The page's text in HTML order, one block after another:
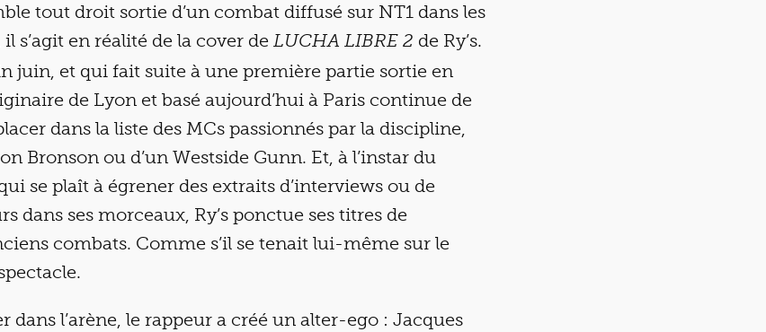
Sidekicks
tout droit sortie d’un combat diffusé sur NT1 dans les
s’agit en réalité de la cover de LUCHA LIBRE 2 de Ry’s.
juin, et qui fait suite à une première partie sortie en
de Lyon et basé aujourd’hui à Paris continue de
dans la liste des MCs passionnés par la discipline,
Bronson ou d’un Westside Gunn. Et, à l’instar du
se plaît à égrener des extraits d’interviews ou de
dans ses morceaux, Ry’s ponctue ses titres de
combats. Comme s’il se tenait lui-même sur le
dans l’arène, le rappeur a créé un alter-ego : Jacques